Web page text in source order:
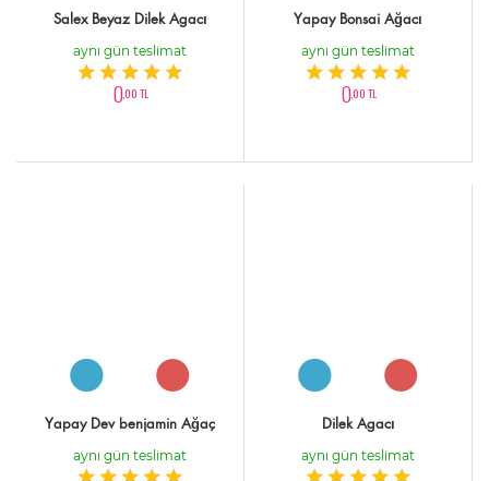
Salex Beyaz Dilek Agacı
aynı gün teslimat
0,00 TL
Yapay Bonsai Ağacı
aynı gün teslimat
0,00 TL
Yapay Dev benjamin Ağaç
aynı gün teslimat
Dilek Agacı
aynı gün teslimat